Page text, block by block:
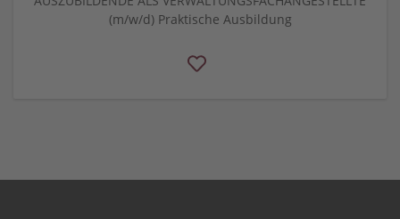
(m/w/d) Praktische Ausbildung